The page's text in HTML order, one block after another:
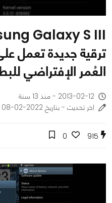
ترقية جديدة تعمل
العُمر الإفتراضي
2013-02-12 - منذ 13 سنة
اخر تحديث - بتاريخ 2022-02-08
915
0